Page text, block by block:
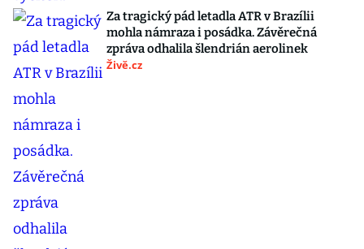
Za tragický pád letadla ATR v Brazílii
mohla námraza i posádka. Závěrečná
zpráva odhalila šlendrián aerolinek
Živě.cz